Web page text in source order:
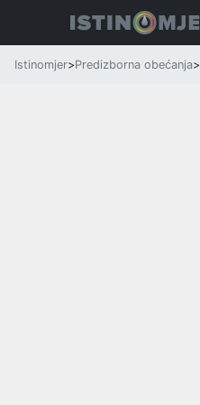
Istinomjer>Predizborna obećanja>